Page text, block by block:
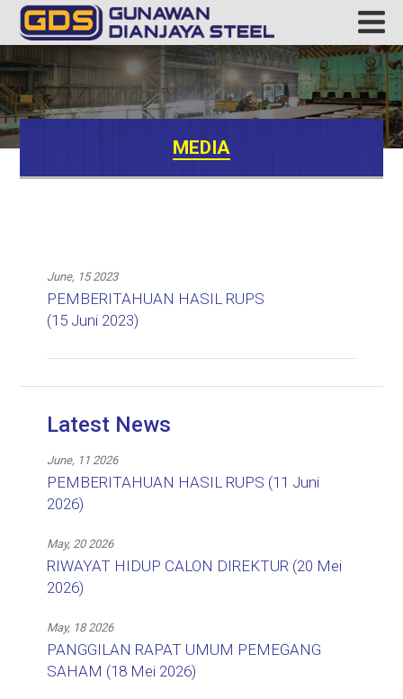
MEDIA
June, 15 2023
PEMBERITAHUAN HASIL RUPS
(15 Juni 2023)
Latest News
June, 11 2026
PEMBERITAHUAN HASIL RUPS (11 Juni
2026)
May, 20 2026
RIWAYAT HIDUP CALON DIREKTUR (20 Mei
2026)
May, 18 2026
PANGGILAN RAPAT UMUM PEMEGANG
SAHAM (18 Mei 2026)